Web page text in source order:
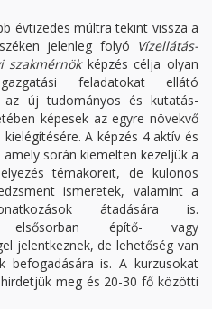
évtizedes múltra tekint vissza a
jelenleg folyó Vízellátás-
szakmérnökképzés célja olyan
feladatokat ellátó
az új tudományos és kutatás-
képesek az egyre növekvő
A képzés 4 aktív és
során kiemelten kezeljük a
témaköreit, de különös
ismeretek, valamint a
átadására is.
elsősorban építő- vagy
jelentkeznek, de lehetőség van
befogadására is. A kurzusokat
meg és 20-30 fő közötti